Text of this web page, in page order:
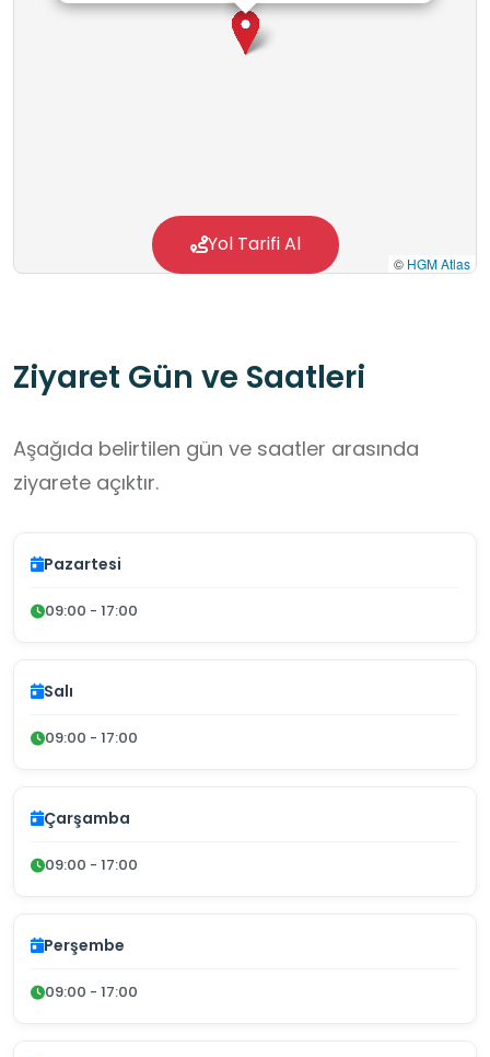
© HGM Atlas
Yol Tarifi Al
Ziyaret Gün ve Saatleri
Aşağıda belirtilen gün ve saatler arasında
ziyarete açıktır.
Pazartesi
09:00 - 17:00
Salı
09:00 - 17:00
Çarşamba
09:00 - 17:00
Perşembe
09:00 - 17:00